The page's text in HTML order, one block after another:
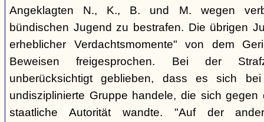
Angeklagten N., K., B. und M. wegen
bündischen Jugend zu bestrafen. Die übrigen
erheblicher Verdachtsmomente" von dem
Beweisen freigesprochen. Bei der
unberücksichtigt geblieben, dass es sich
undisziplinierte Gruppe handele, die sich
staatliche Autorität wandte. "Auf der